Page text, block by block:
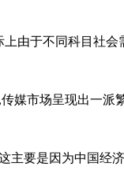
于不同科目社会
市场呈现出一派
是因为中国经济